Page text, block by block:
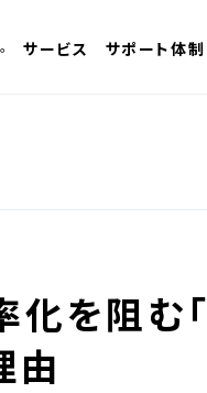
サービス サポート体制
を阻む
由